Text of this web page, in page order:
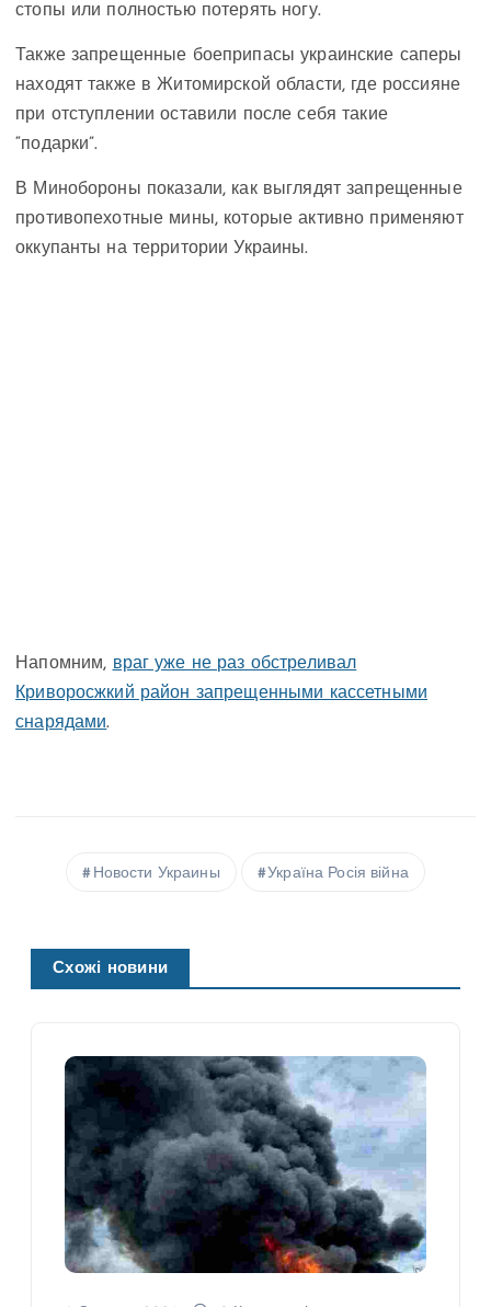
стопы или полностью потерять ногу.
Также запрещенные боеприпасы украинские саперы
находят также в Житомирской области, где россияне
при отступлении оставили после себя такие
“подарки”.
В Минобороны показали, как выглядят запрещенные
противопехотные мины, которые активно применяют
оккупанты на территории Украины.
Напомним, враг уже не раз обстреливал
Криворосжкий район запрещенными кассетными
снарядами.
Новости Украины Україна Росія війна
Схожі новини